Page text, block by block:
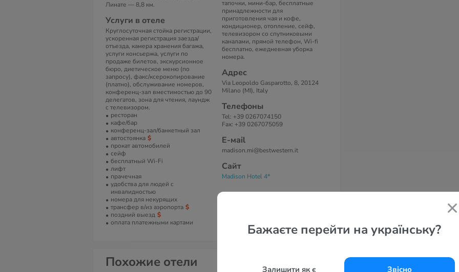
Бажаєте перейти на українську?
Залишити як є Звісно
Линате — 8,8 км.
Услуги в отеле
Круглосуточная стойка регистрации,
ускоренная регистрация заезда/
отъезда, камера хранения багажа,
услуги консьержа, услуги по
продаже билетов, экскурсионное
бюро, диетическое меню (по
запросу), факс/ксерокопирование
(платно), обслуживание номеров,
конференц-зал вместимостью до 90
делегатов, зона для чтения, лаундж
с телевизором.
ресторан
кафе/бар
конференц-зал/банкетный зал
автостоянка
прокат автомобилей
сейф
бесплатный Wi-Fi
лифт
прачечная
удобства для людей с
инвалидностью
номера для некурящих
трансфер в/из аэропорта
поздний выезд
оплата платежными картами
тапочки, мини-бар, бесплатные
принадлежности для
приготовления чая и кофе,
кондиционер, отопление, сейф,
телевизором со спутниковыми
каналами, прямой телефон, Wi-fi
бесплатно, ежедневная уборка
номера.
Адрес
Via Leopoldo Gasparotto, 8, 20124
Milano (MI), Italy
Телефоны
Tel: +39 0267074150
Fax: +39 0267075059
Е-маil
madison.mi@bestwestern.it
Сайт
Madison Hotel 4*
Похожие отели